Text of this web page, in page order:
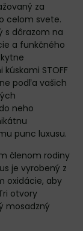
za
celom svete.
s dôrazom na
a funkčného
STOFF
podľa vašich
neho
punc luxusu.
členom rodiny
je vyrobený z
oxidácie, aby
otvory
mosadzný